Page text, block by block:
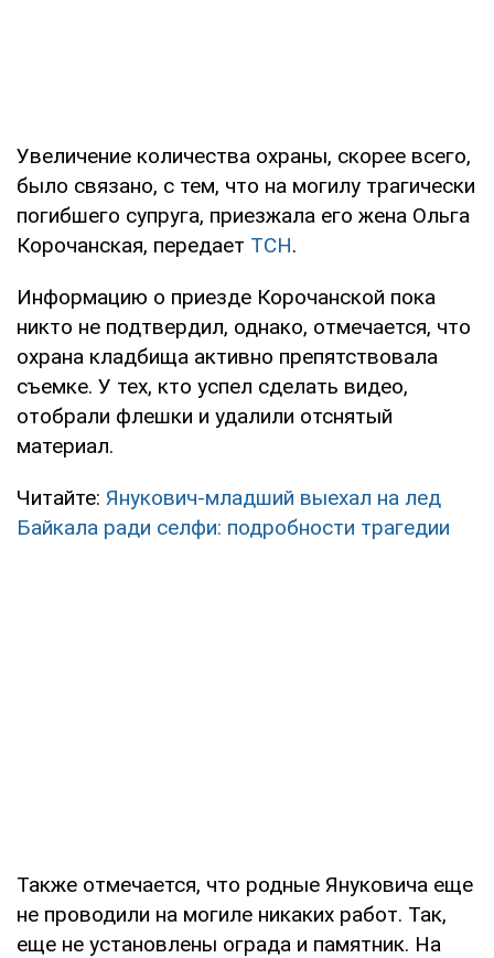
Увеличение количества охраны, скорее всего,
было связано, с тем, что на могилу трагически
погибшего супруга, приезжала его жена Ольга
Корочанская, передает ТСН.
Информацию о приезде Корочанской пока
никто не подтвердил, однако, отмечается, что
охрана кладбища активно препятствовала
съемке. У тех, кто успел сделать видео,
отобрали флешки и удалили отснятый
материал.
Читайте: Янукович-младший выехал на лед
Байкала ради селфи: подробности трагедии
Также отмечается, что родные Януковича еще
не проводили на могиле никаких работ. Так,
еще не установлены ограда и памятник. На